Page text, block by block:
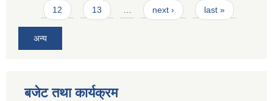
12 13 … next › last »
अन्य
बजेट तथा कार्यक्रम